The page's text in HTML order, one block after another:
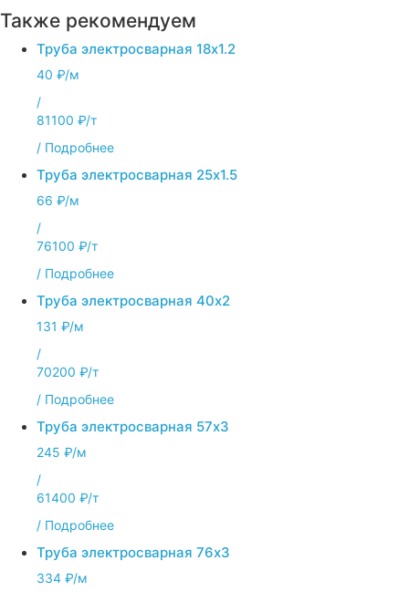
Также рекомендуем
Труба электросварная 18х1.2
40 ₽/м
/
81100 ₽/т
/ Подробнее
Труба электросварная 25х1.5
66 ₽/м
/
76100 ₽/т
/ Подробнее
Труба электросварная 40х2
131 ₽/м
/
70200 ₽/т
/ Подробнее
Труба электросварная 57х3
245 ₽/м
/
61400 ₽/т
/ Подробнее
Труба электросварная 76х3
334 ₽/м